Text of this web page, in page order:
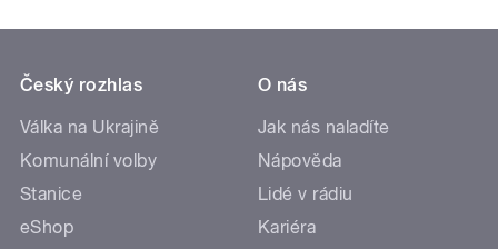
Český rozhlas
Válka na Ukrajině
Komunální volby
Stanice
eShop
O nás
Jak nás naladíte
Nápověda
Lidé v rádiu
Kariéra